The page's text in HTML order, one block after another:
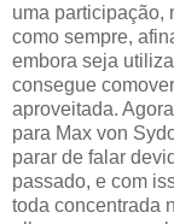
uma participação,
como sempre,
embora seja
consegue
aproveitada.
para Max von
parar de falar
passado, e com
toda concentrada